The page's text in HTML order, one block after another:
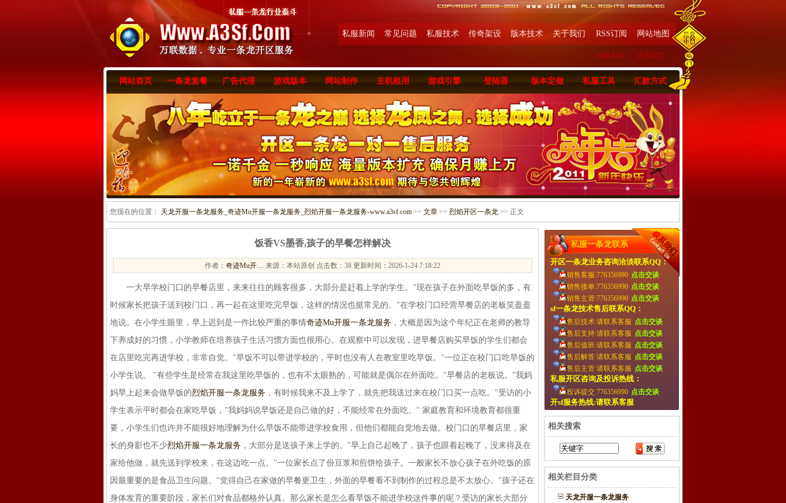
私服新闻 常见问题 私服技术 传奇架设 版本技术 关于我们 RSS订阅 网站地图
收藏本站 设为首页
网站首页 一条龙套餐 广告代理 游戏版本 网站制作 主机租用 游戏引擎 登陆器 版本定做 私服工具 汇款方式
您现在的位置： 天龙开服一条龙服务_奇迹Mu开服一条龙服务_烈焰开服一条龙服务-www.a3sf.com >> 文章 >> 烈焰开区一条龙 >> 正文
饭香VS墨香,孩子的早餐怎样解决
作者： 奇迹Mu开… 来源：本站原创 点击数： 38 更新时间：2026-1-24 7:18:22
一大早学校门口的早餐店里，来来往往的顾客很多，大部分是赶着上学的学生。"现在孩子在外面吃早饭的多，有
时候家长把孩子送到校门口，再一起在这里吃完早饭，这样的情况也挺常见的。"在学校门口经营早餐店的老板笑盈盈
地说。在小学生眼里，早上迟到是一件比较严重的事情奇迹Mu开服一条龙服务 ，大概是因为这个年纪正在老师的教导
下养成好的习惯，小学教师在培养孩子生活习惯方面也很用心。在观察中可以发现，进早餐店购买早饭的学生们都会
在店里吃完再进学校，非常自觉。"早饭不可以带进学校的，平时也没有人在教室里吃早饭。"一位正在校门口吃早饭的
小学生说。 "有些学生是经常在我这里吃早饭的，也有不太眼熟的，可能就是偶尔在外面吃。"早餐店的老板说。"我妈
妈早上起来会做早饭的烈焰开服一条龙服务 ，有时候我来不及上学了，就先把我送过来在校门口买一点吃。"受访的小
学生表示平时都会在家吃早饭，"我妈妈说早饭还是自己做的好，不能经常在外面吃。" 家庭教育和环境教育都很重
要，小学生们也许并不能很好地理解为什么早饭不能带进学校食用，但他们都能自觉地去做。校门口的早餐店里，家
长的身影也不少烈焰开服一条龙服务 ，大部分是送孩子来上学的。"早上自己起晚了，孩子也跟着起晚了，没来得及在
家给他做，就先送到学校来，在这边吃一点。"一位家长点了份豆浆和煎饼给孩子。一般家长不放心孩子在外吃饭的原
因最重要的是食品卫生问题。"觉得自己在家做的早餐更卫生，外面的早餐看不到制作的过程总是不太放心。"孩子还在
身体发育的重要阶段，家长们对食品都格外认真。那么家长是怎么看早饭不能进学校这件事的呢？受访的家长大部分
私服一条龙联系
开区一条龙业务咨询洽淡联系QQ：
销售客服:776356990 点击交谈
销售接单:776356990 点击交谈
销售主管:776356990 点击交谈
sf一条龙技术售后联系QQ：
售后技术:请联系客服 点击交谈
售后支持:请联系客服 点击交谈
售后值班:请联系客服 点击交谈
售后解答:请联系客服 点击交谈
售后主管:请联系客服 点击交谈
私服开区咨询及投诉热线：
投诉提交:776356990 点击交谈
开sf服务热线:请联系客服
相关搜索
相关栏目分类
天龙开服一条龙服务